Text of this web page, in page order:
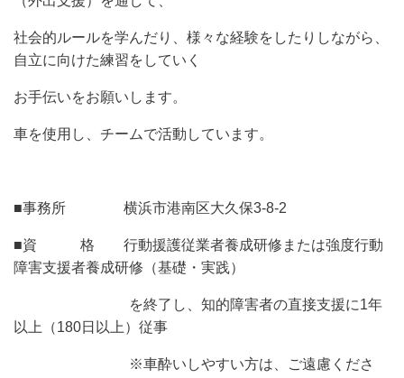
社会的ルールを学んだり、様々な経験をしたりしながら、
自立に向けた練習をしていく
お手伝いをお願いします。
車を使用し、チームで活動しています。
■事務所 横浜市港南区大久保3-8-2
■資 格 行動援護従業者養成研修または強度行動
障害支援者養成研修（基礎・実践）
を終了し、知的障害者の直接支援に1年
以上（180日以上）従事
※車酔いしやすい方は、ご遠慮くださ